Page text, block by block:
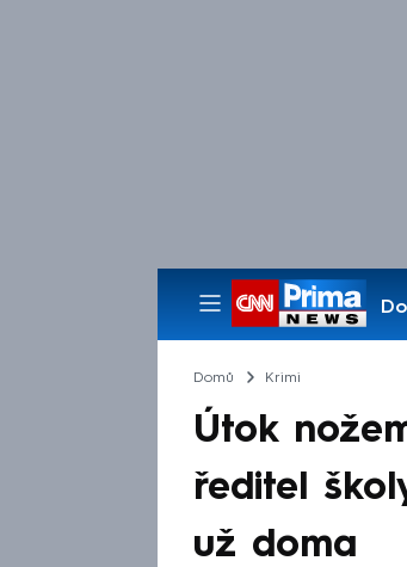
Domů Krimi
Útok
ředitel
už doma